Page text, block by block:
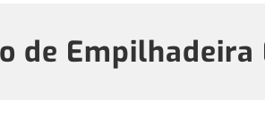
de Empilhadeira